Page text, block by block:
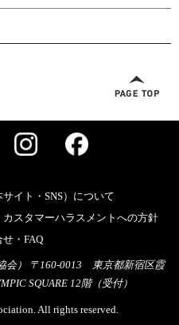
イト・SNS）について
カスタマーハラスメントへの方針
せ・FAQ
会） 〒160-0013 東京都新宿区霞
SQUARE 12階（受付）
All rights reserved.